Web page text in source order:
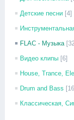
Детские песни [4]
FLAC - Музыка
Видео клипы [6]
House, Trance,
Drum and Bass
Классическая,